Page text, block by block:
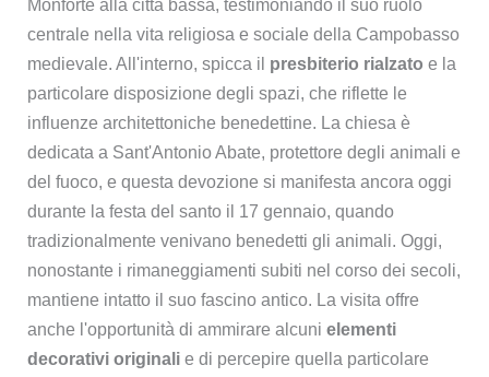
Monforte alla città bassa, testimoniando il suo ruolo
centrale nella vita religiosa e sociale della Campobasso
medievale. All'interno, spicca il presbiterio rialzato e la
particolare disposizione degli spazi, che riflette le
influenze architettoniche benedettine. La chiesa è
dedicata a Sant'Antonio Abate, protettore degli animali e
del fuoco, e questa devozione si manifesta ancora oggi
durante la festa del santo il 17 gennaio, quando
tradizionalmente venivano benedetti gli animali. Oggi,
nonostante i rimaneggiamenti subiti nel corso dei secoli,
mantiene intatto il suo fascino antico. La visita offre
anche l'opportunità di ammirare alcuni elementi
decorativi originalie di percepire quella particolare